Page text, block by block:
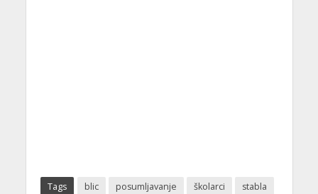
Tags blic posumljavanje školarci
stabla